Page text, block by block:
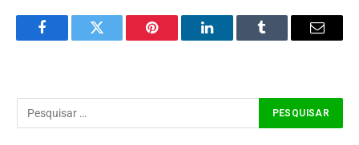
FacebookTwitter Pinterest LinkedInTumblr Email